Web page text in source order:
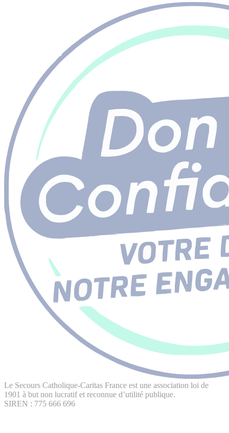
Le Secours Catholique-Caritas France est une association loi de
1901 à but non lucratif et reconnue d’utilité publique.
SIREN : 775 666 696